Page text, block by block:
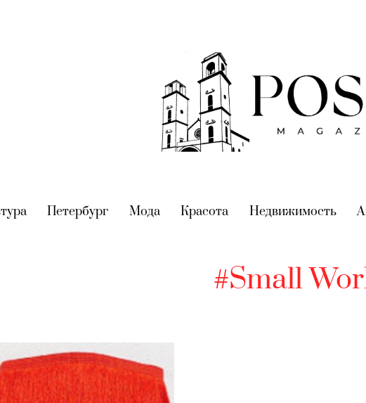
(current)
Петербург (current)
Мода(current)
Красота (current)
Недвижимость
#Small